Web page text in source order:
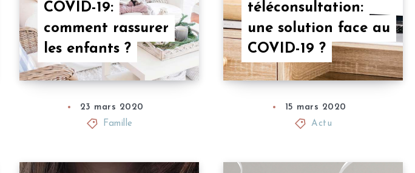
COVID-19:
comment rassurer
les enfants ?
23 mars 2020
Famille
téléconsultation:
une solution face au
COVID-19 ?
15 mars 2020
Actu